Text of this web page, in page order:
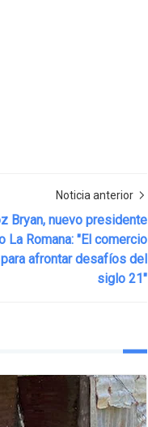
Noticia anterior
Bryan, nuevo presidente
La Romana: "El comercio
afrontar desafíos del
siglo 21"